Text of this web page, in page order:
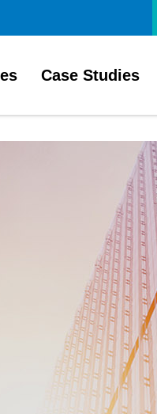
Case Studies